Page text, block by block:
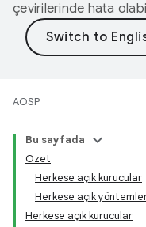
çevirilerinde hata
AOSP
Bu sayfada
Özet
Herkese açık kurucular
Herkese açık
Herkese açık kurucular